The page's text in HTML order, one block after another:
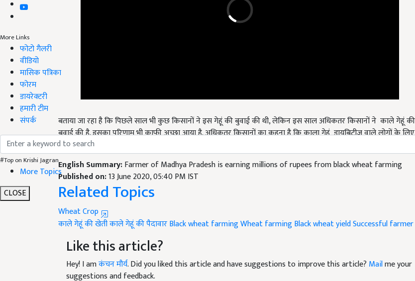
More Links
फोटो गैलरी
वीडियो
मासिक पत्रिका
फोरम
डायरेक्टरी
हमारी टीम
संपर्क
#Top on Krishi Jagran
More Topics
CLOSE
बुवाई की है. इसका परिणाम भी काफी अच्छा आया है. अधिकतर किसानों का कहना है कि काला गेहूं डायबिटीज वाले लोगों के लिए
बहुत फायदेमंद है. यह गेहूं कम समय में पच जाता है, साथ ही इसका स्वाद भी शरबती गेहूं की तरह होता है.
English Summary:Farmer of Madhya Pradesh is earning millions of rupees from black wheat farming
Published on:13 June 2020, 05:40 PM IST
Related Topics
Wheat Crop
काले गेहूं की खेती
Like this article?
Hey! I amकंचन मौर्य. Did you liked this article and have suggestions to improve this article?
suggestions and feedback.